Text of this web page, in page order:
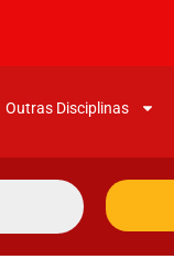
Outras Disciplinas